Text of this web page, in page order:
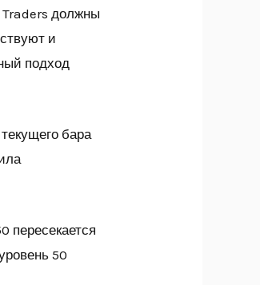
Traders должны
и
подход
бара
пересекается
50